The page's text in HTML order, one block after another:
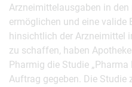
Arzneimittelausgaben in
ermöglichen und eine valide
hinsichtlich der Arzneimittel
zu schaffen, haben
Pharmig die Studie
Auftrag gegeben. Die Studie